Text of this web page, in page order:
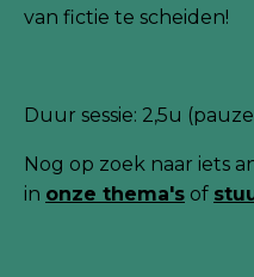
van fictie te scheiden!
Duur sessie: 2,5u
Nog op zoek naar iets
in onze thema's of